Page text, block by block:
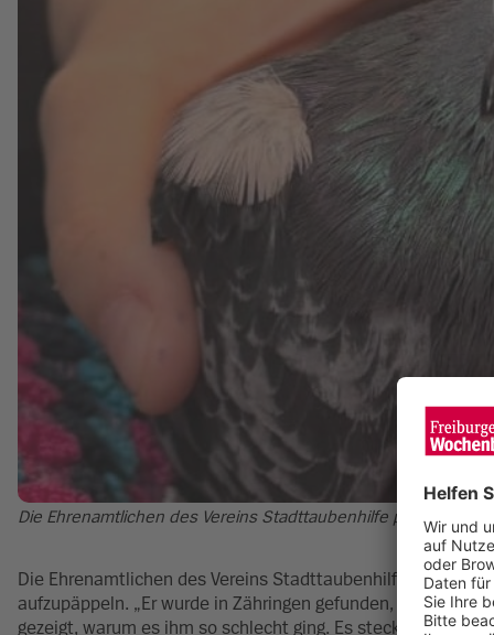
Die Ehrenamtlichen des Vereins Stadttaubenhilfe päppeln
Die Ehrenamtlichen des Vereins Stadttaubenhilfe Freiburg
aufzupäppeln. „Er wurde in Zähringen gefunden, als
gezeigt, warum es ihm so schlecht ging. Es steckten zwei